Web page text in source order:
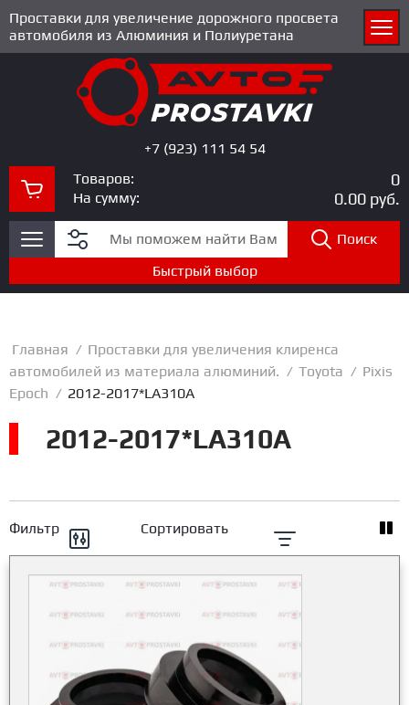
Проставки для увеличение дорожного просвета
автомобиля из Алюминия и Полиуретана
Поиск
+7 (923) 111 54 54
Товаров:
0
На сумму: 0.00 руб.
Быстрый выбор
Главная / Проставки для увеличения клиренса
автомобилей из материала алюминий. / Toyota / Pixis
Epoch / 2012-2017*LA310A
2012-2017*LA310A
Фильтр Сортировать